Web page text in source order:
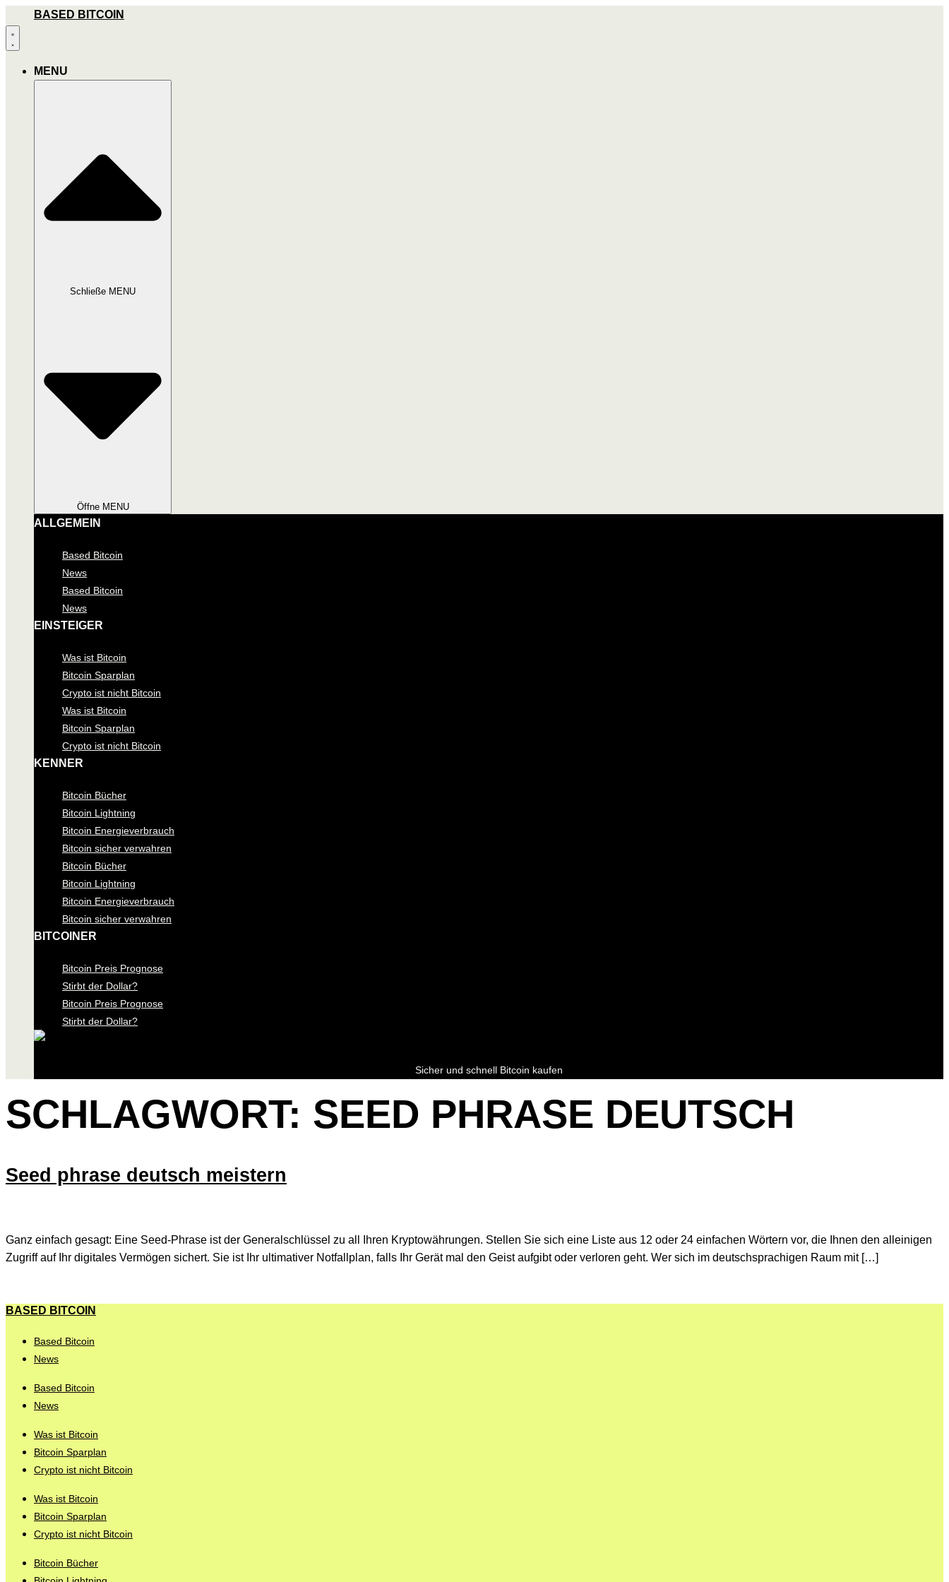
Inhalt
wechseln
BASED BITCOIN
MENU
Schließe MENU
Öffne MENU
ALLGEMEIN
Based Bitcoin
News
Based Bitcoin
News
EINSTEIGER
Was ist Bitcoin
Bitcoin Sparplan
Crypto ist nicht Bitcoin
Was ist Bitcoin
Bitcoin Sparplan
Crypto ist nicht Bitcoin
KENNER
Bitcoin Bücher
Bitcoin Lightning
Bitcoin Energieverbrauch
Bitcoin sicher verwahren
Bitcoin Bücher
Bitcoin Lightning
Bitcoin Energieverbrauch
Bitcoin sicher verwahren
BITCOINER
Bitcoin Preis Prognose
Stirbt der Dollar?
Bitcoin Preis Prognose
Stirbt der Dollar?
Sicher und schnell Bitcoin kaufen
SCHLAGWORT: SEED PHRASE DEUTSCH
Seed phrase deutsch meistern
Ganz einfach gesagt: Eine Seed-Phrase ist der Generalschlüssel zu all Ihren Kryptowährungen. Stellen Sie sich eine Liste aus 12 oder 24 einfachen Wörtern vor, die Ihnen den alleinigen
Zugriff auf Ihr digitales Vermögen sichert. Sie ist Ihr ultimativer Notfallplan, falls Ihr Gerät mal den Geist aufgibt oder verloren geht. Wer sich im deutschsprachigen Raum mit […]
BASED BITCOIN
Based Bitcoin
News
Based Bitcoin
News
Was ist Bitcoin
Bitcoin Sparplan
Crypto ist nicht Bitcoin
Was ist Bitcoin
Bitcoin Sparplan
Crypto ist nicht Bitcoin
Bitcoin Bücher